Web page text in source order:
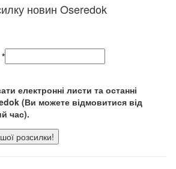
новин Oseredok
*
електронні листи та останні
(Ви можете відмовитися від
час).